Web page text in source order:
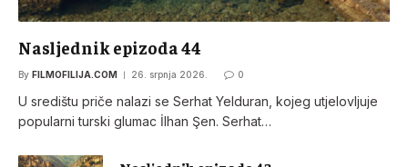
Nasljednik epizoda 44
By FILMOFILIJA.COM 26. srpnja 2026. 0
U središtu priče nalazi se Serhat Yelduran, kojeg utjelovljuje
popularni turski glumac İlhan Şen. Serhat…